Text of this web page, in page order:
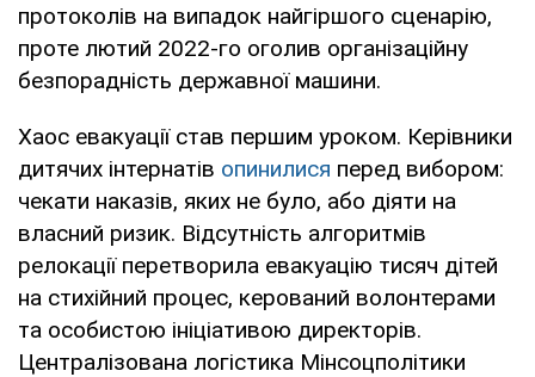
протоколів на випадок найгіршого сценарію,
проте лютий 2022-го оголив організаційну
безпорадність державної машини.
Хаос евакуації став першим уроком. Керівники
дитячих інтернатів опинилися перед вибором:
чекати наказів, яких не було, або діяти на
власний ризик. Відсутність алгоритмів
релокації перетворила евакуацію тисяч дітей
на стихійний процес, керований волонтерами
та особистою ініціативою директорів.
Централізована логістика Мінсоцполітики